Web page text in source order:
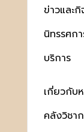
ข่าวและ
นิทรรศก
บริการ
เกี่ยวกับ
คลังวิชา